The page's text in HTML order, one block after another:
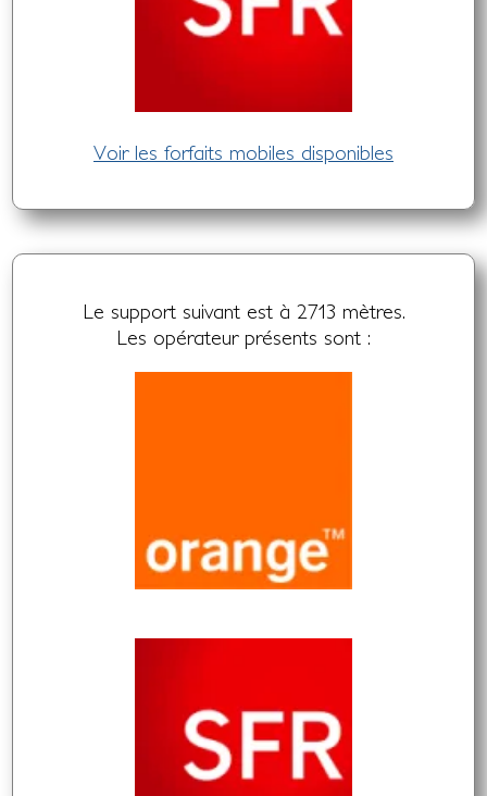
Voir les forfaits mobiles disponibles
Le support suivant est à 2713 mètres.
Les opérateur présents sont :